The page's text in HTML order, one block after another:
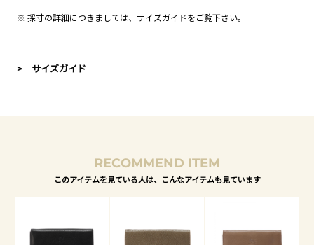
※ 採寸の詳細につきましては、 サイズガイドをご覧下さい。
> サイズガイド
RECOMMEND ITEM
このアイテムを見ている人は、こんなアイテムも見ています